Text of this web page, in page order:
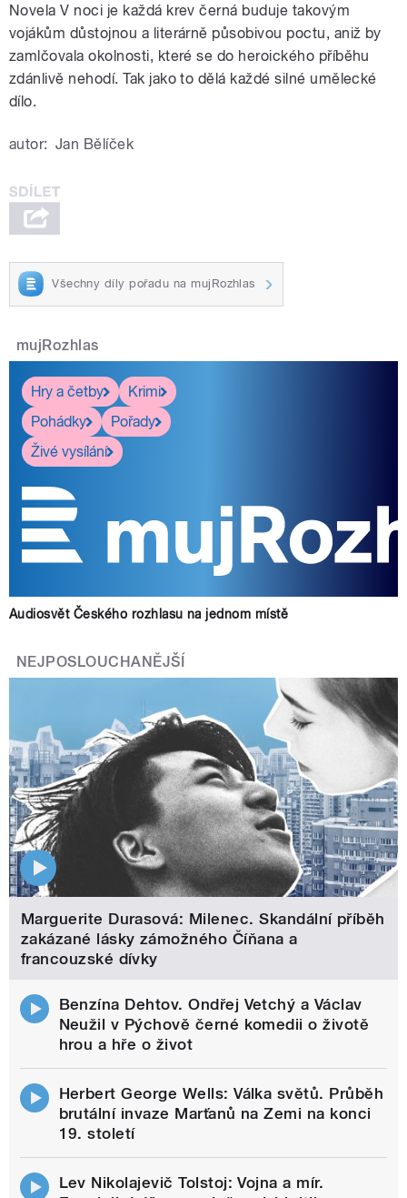
Novela V noci je každá krev černá buduje takovým
vojákům důstojnou a literárně působivou poctu, aniž by
zamlčovala okolnosti, které se do heroického příběhu
zdánlivě nehodí. Tak jako to dělá každé silné umělecké
dílo.
autor: Jan Bělíček
Všechny díly pořadu na mujRozhlas
mujRozhlas
Hry a četby
Krimi
Pohádky
Pořady
Živé vysílání
Audiosvět Českého rozhlasu na jednom místě
NEJPOSLOUCHANĚJŠÍ
Marguerite Durasová: Milenec. Skandální příběh
zakázané lásky zámožného Číňana a
francouzské dívky
Benzína Dehtov. Ondřej Vetchý a Václav
Neužil v Pýchově černé komedii o životě
hrou a hře o život
Herbert George Wells: Válka světů. Průběh
brutální invaze Marťanů na Zemi na konci
19. století
Lev Nikolajevič Tolstoj: Vojna a mír.